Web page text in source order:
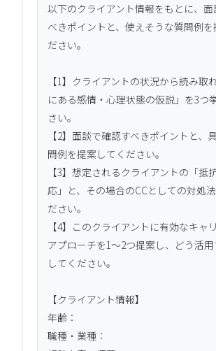
以下のクライアント情報をもとに、
べきポイントと、使えそうな質問例を
ださい。
【1】クライアントの状況から読み取
にある感情・心理状態の仮説」を3つ
さい。
【2】面談で確認すべきポイントと、
問例を提案してください。
【3】想定されるクライアントの「抵
応」と、その場合のCCとしての対処
ださい。
【4】このクライアントに有効なキャ
アプローチを1〜2つ提案し、どう活
してください。
【クライアント情報】
年齢：
職種・業種：